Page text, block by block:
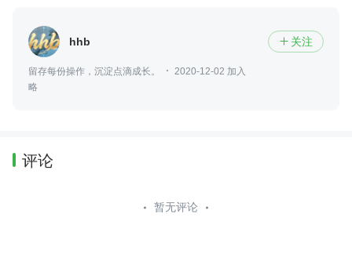
hhb  关注
留存每份操作，沉淀点滴成长。
2020-12-02 加入
略
评论
暂无评论